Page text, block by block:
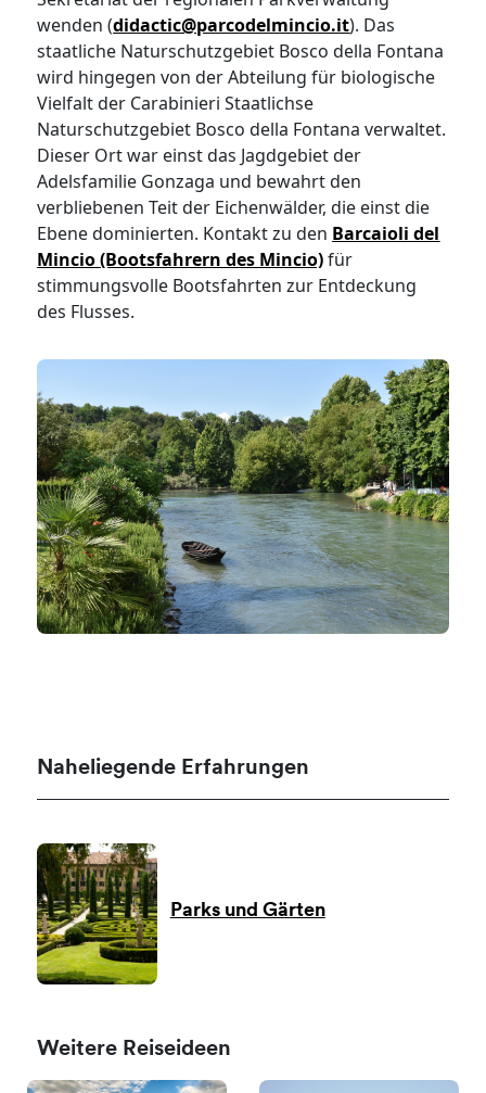
wenden (didactic@parcodelmincio.it). Das
staatliche Naturschutzgebiet Bosco della Fontana
wird hingegen von der Abteilung für biologische
Vielfalt der Carabinieri Staatlichse
Naturschutzgebiet Bosco della Fontana verwaltet.
Dieser Ort war einst das Jagdgebiet der
Adelsfamilie Gonzaga und bewahrt den
verbliebenen Teit der Eichenwälder, die einst die
Ebene dominierten. Kontakt zu den Barcaioli del
Mincio (Bootsfahrern des Mincio)für
stimmungsvolle Bootsfahrten zur Entdeckung
des Flusses.
Naheliegende Erfahrungen
Parks und Gärten
Weitere Reiseideen